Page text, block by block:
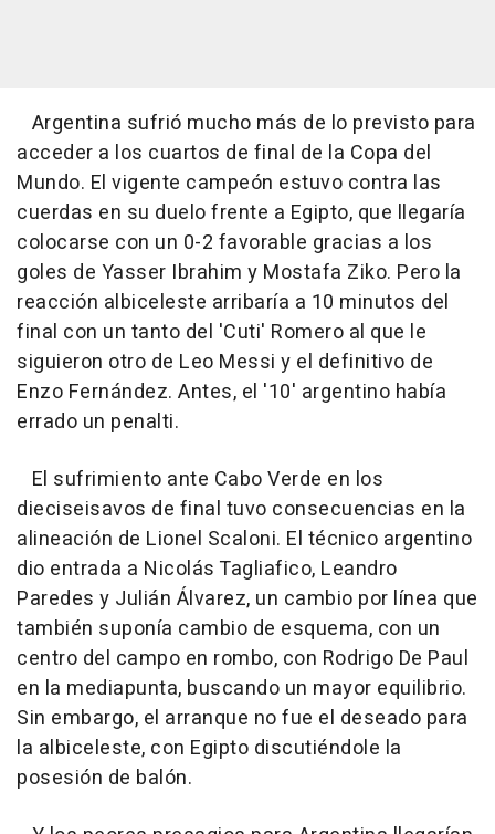
Argentina sufrió mucho más de lo previsto para
acceder a los cuartos de final de la Copa del
Mundo. El vigente campeón estuvo contra las
cuerdas en su duelo frente a Egipto, que llegaría
colocarse con un 0-2 favorable gracias a los
goles de Yasser Ibrahim y Mostafa Ziko. Pero la
reacción albiceleste arribaría a 10 minutos del
final con un tanto del 'Cuti' Romero al que le
siguieron otro de Leo Messi y el definitivo de
Enzo Fernández. Antes, el '10' argentino había
errado un penalti.
El sufrimiento ante Cabo Verde en los
dieciseisavos de final tuvo consecuencias en la
alineación de Lionel Scaloni. El técnico argentino
dio entrada a Nicolás Tagliafico, Leandro
Paredes y Julián Álvarez, un cambio por línea que
también suponía cambio de esquema, con un
centro del campo en rombo, con Rodrigo De Paul
en la mediapunta, buscando un mayor equilibrio.
Sin embargo, el arranque no fue el deseado para
la albiceleste, con Egipto discutiéndole la
posesión de balón.